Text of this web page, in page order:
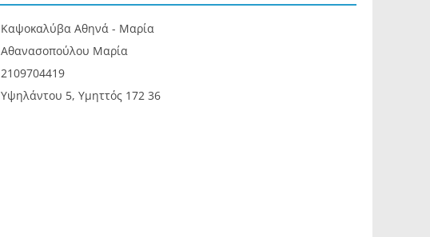
Καψοκαλύβα Αθηνά - Μαρία
Αθανασοπούλου Μαρία
2109704419
Υψηλάντου 5, Υμηττός 172 36